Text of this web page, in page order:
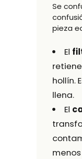
Se
pieza
El
hollín.
llena.
El